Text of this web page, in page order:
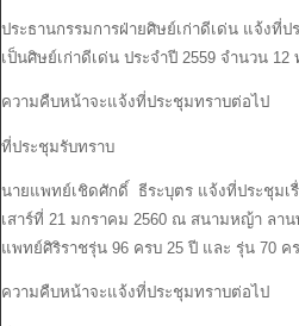
ประธานกรรมการฝ่ายศิษย์เก่าดีเด่น แจ้งที่
เป็นศิษย์เก่าดีเด่น ประจำปี 2559 จำนวน
ความคืบหน้าจะแจ้งที่ประชุมทราบต่
ที่ประชุมรับทราบ
นายแพทย์เชิดศักดิ์ ธีระบุตร แจ้งที่ประชุมเ
เสาร์ที่ 21 มกราคม 2560 ณ สนามหญ้า ลา
แพทย์ศิริราชรุ่น 96 ครบ 25 ปี และ รุ่น 70
ความคืบหน้าจะแจ้งที่ประชุมทราบต่อไป